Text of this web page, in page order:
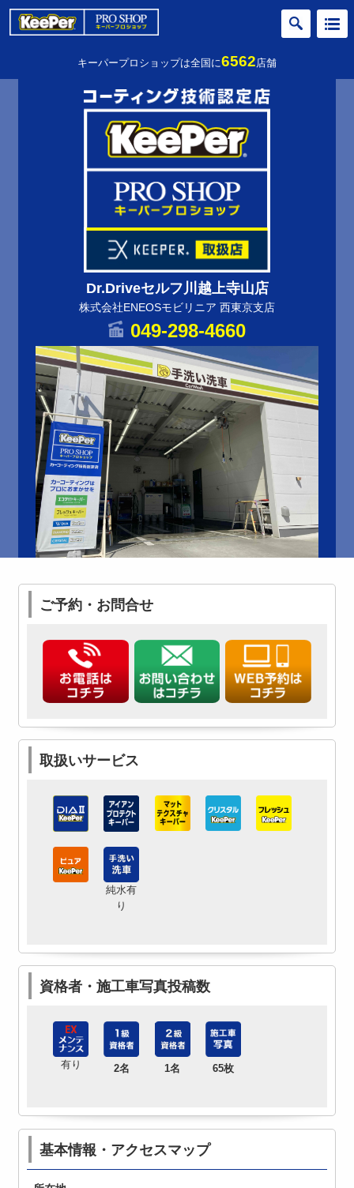
キーパープロショップは全国に6562店舗
Dr.Driveセルフ川越上寺山店
株式会社ENEOSモビリニア 西東京支店
049-298-4660
ご予約・お問合せ
取扱いサービス
純水有
り
資格者・施工車写真投稿数
有り 2名 1名 65枚
基本情報・アクセスマップ